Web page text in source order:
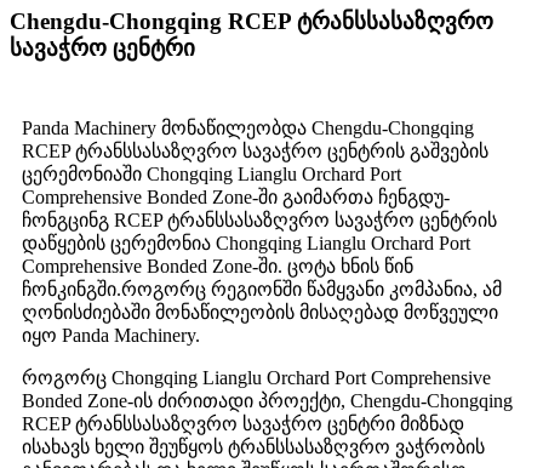
Chengdu-Chongqing RCEP ტრანსსასაზღვრო
სავაჭრო ცენტრი
Panda Machinery მონაწილეობდა Chengdu-Chongqing
RCEP ტრანსსასაზღვრო სავაჭრო ცენტრის გაშვების
ცერემონიაში Chongqing Lianglu Orchard Port
Comprehensive Bonded Zone-ში გაიმართა ჩენგდუ-
ჩონგცინგ RCEP ტრანსსასაზღვრო სავაჭრო ცენტრის
დაწყების ცერემონია Chongqing Lianglu Orchard Port
Comprehensive Bonded Zone-ში. ცოტა ხნის წინ
ჩონკინგში.როგორც რეგიონში წამყვანი კომპანია, ამ
ღონისძიებაში მონაწილეობის მისაღებად მოწვეული
იყო Panda Machinery.
როგორც Chongqing Lianglu Orchard Port Comprehensive
Bonded Zone-ის ძირითადი პროექტი, Chengdu-Chongqing
RCEP ტრანსსასაზღვრო სავაჭრო ცენტრი მიზნად
ისახავს ხელი შეუწყოს ტრანსსასაზღვრო ვაჭრობის